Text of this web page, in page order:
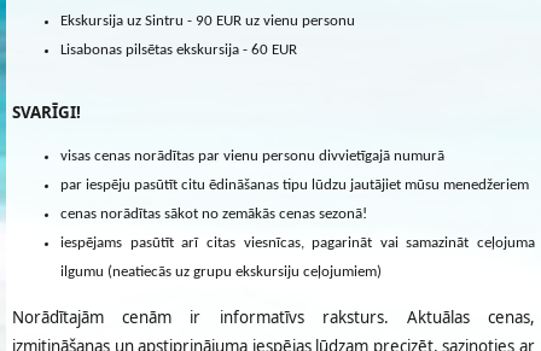
Ekskursija uz Sintru - 90 EUR uz vienu personu
Lisabonas pilsētas ekskursija - 60 EUR
SVARĪGI!
visas cenas norādītas par vienu personu divvietīgajā numurā
par iespēju pasūtīt citu ēdināšanas tipu lūdzu jautājiet mūsu menedžeriem
cenas norādītas sākot no zemākās cenas sezonā!
iespējams pasūtīt arī citas viesnīcas, pagarināt vai samazināt ceļojuma
ilgumu (neatiecās uz grupu ekskursiju ceļojumiem)
Norādītajām cenām ir informatīvs raksturs. Aktuālas cenas,
izmitināšanas un apstiprinājuma iespējas lūdzam precizēt, sazinoties ar